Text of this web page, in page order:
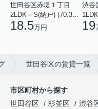
世田谷区赤堤１丁目
18.5万円
渋谷
19
世田谷区の賃貸一覧
市区町村から探す
世田谷区
杉並区 渋谷